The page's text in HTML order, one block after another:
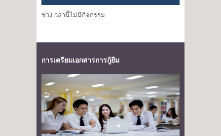
ช่่วงเวลานี้ไม่มีกิจกรรม
การเตรียมเอกสารการกู้ยืม